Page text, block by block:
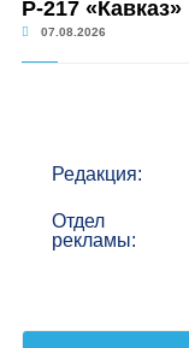
Р-217 «Кавказ»
07.08.2026
Редакция:
Отдел
рекламы: